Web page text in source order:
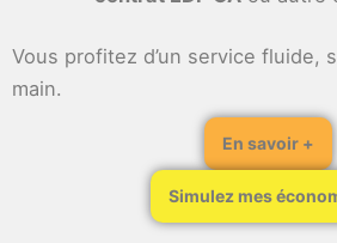
Vous profitez d’un service fluide,
main.
En savoir +
Simulez mes